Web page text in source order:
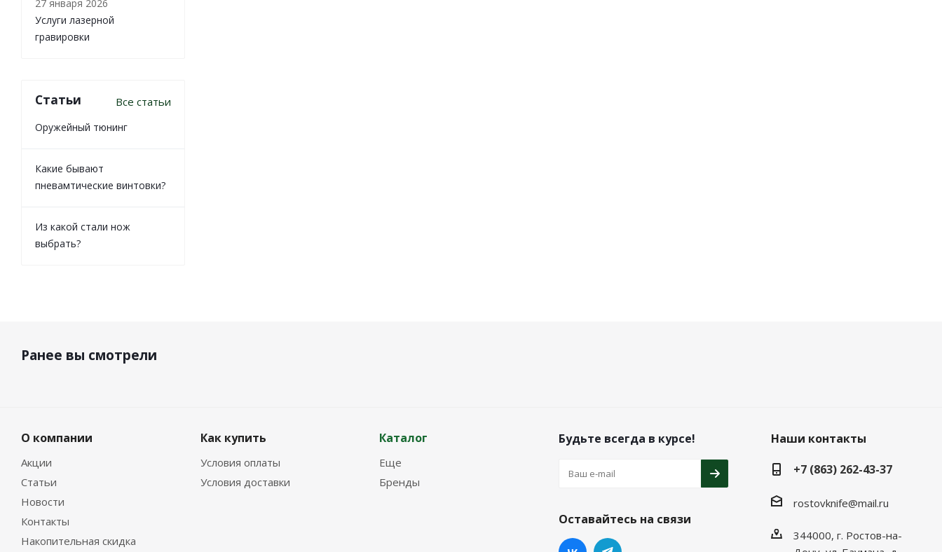
27 января 2026
Услуги лазерной
гравировки
Статьи Все статьи
Оружейный тюнинг
Какие бывают
пневамтические винтовки?
Из какой стали нож
выбрать?
Ранее вы смотрели
О компании
Акции
Статьи
Новости
Контакты
Накопительная скидка
Как купить
Условия оплаты
Условия доставки
Каталог
Еще
Бренды
Будьте всегда в курсе!
Оставайтесь на связи
Наши контакты
+7 (863) 262-43-37
rostovknife@mail.ru
344000, г. Ростов-на-